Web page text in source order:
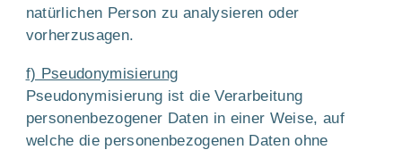
natürlichen Person zu analysieren oder
vorherzusagen.
f) Pseudonymisierung
Pseudonymisierung ist die Verarbeitung
personenbezogener Daten in einer Weise, auf
welche die personenbezogenen Daten ohne